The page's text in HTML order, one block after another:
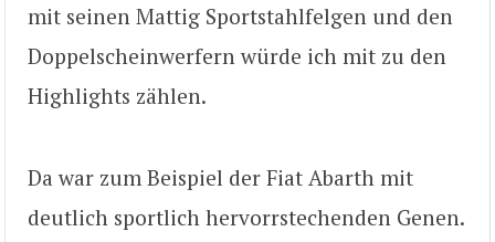
mit seinen Mattig Sportstahlfelgen und den
Doppelscheinwerfern würde ich mit zu den
Highlights zählen.
Da war zum Beispiel der Fiat Abarth mit
deutlich sportlich hervorrstechenden Genen.